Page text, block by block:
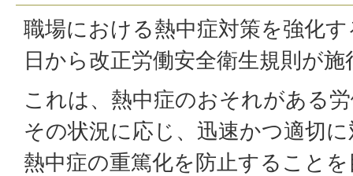
職場における熱中症対策を強化
日から改正労働安全衛生規則が
これは、熱中症のおそれがある
その状況に応じ、迅速かつ適切
熱中症の重篤化を防止すること